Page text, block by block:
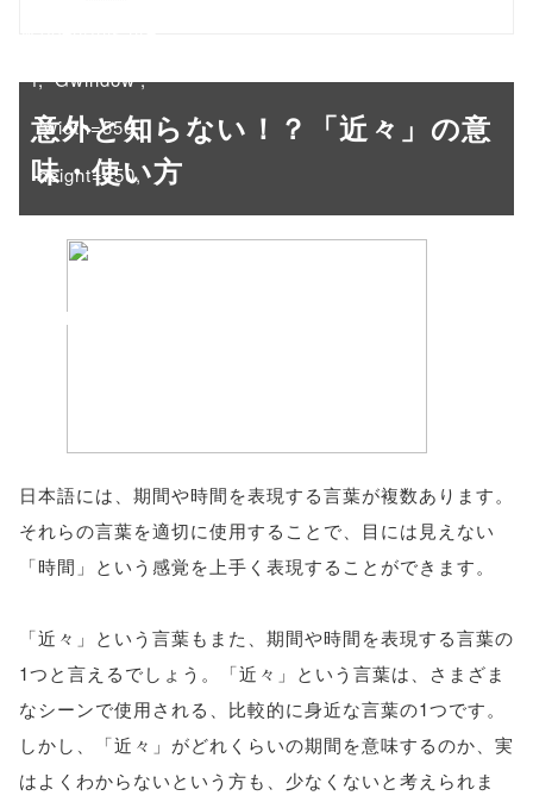
f, 'Gwindow',
'width=550,
height=450,
menubar=no,
scrollbars=yes'
意外と知らない！？「近々」の意
味・使い方
日本語には、期間や時間を表現する言葉が複数あります。
それらの言葉を適切に使用することで、目には見えない
「時間」という感覚を上手く表現することができます。
「近々」という言葉もまた、期間や時間を表現する言葉の
1つと言えるでしょう。「近々」という言葉は、さまざま
なシーンで使用される、比較的に身近な言葉の1つです。
しかし、「近々」がどれくらいの期間を意味するのか、実
はよくわからないという方も、少なくないと考えられま